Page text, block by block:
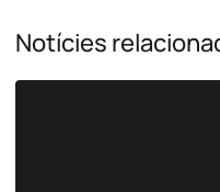
Notícies